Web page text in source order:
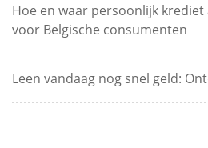
Hoe en waar persoonlijk krediet
voor Belgische consumenten
Leen vandaag nog snel geld: